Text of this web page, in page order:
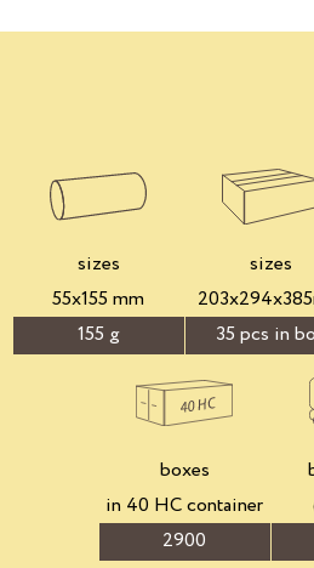
sizes
55x155 mm
155 g
sizes
35 pcs in
boxes
in 40 HC container
2900